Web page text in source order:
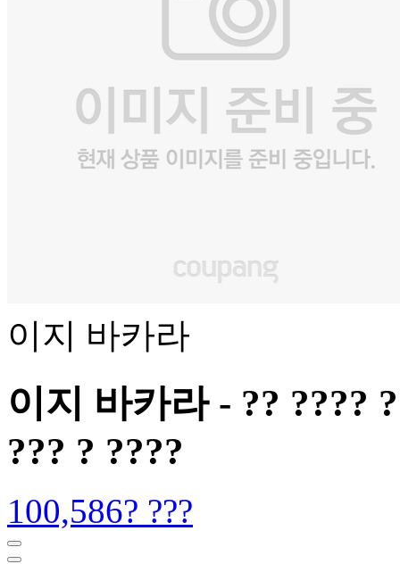
이지 바카라
이지 바카라 - ?? ????
??? ? ????
100,586? ???